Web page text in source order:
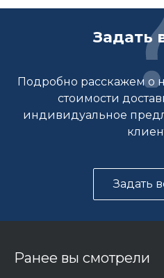
Задать
Подробно расскажем о
стоимости
индивидуальное
Задать
Ранее вы смотрели